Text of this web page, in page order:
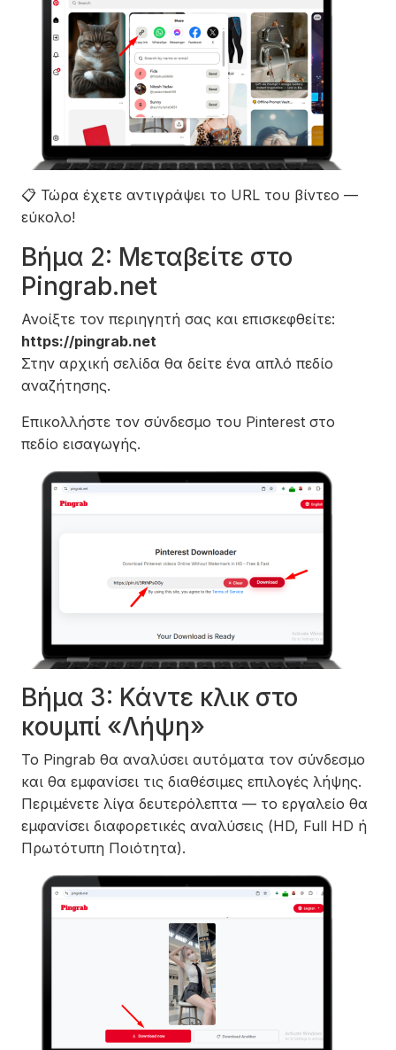
📋 Τώρα έχετε αντιγράψει το URL του βίντεο —
εύκολο!
Βήμα 2: Μεταβείτε στο
Pingrab.net
Ανοίξτε τον περιηγητή σας και επισκεφθείτε:
https://pingrab.net
Στην αρχική σελίδα θα δείτε ένα απλό πεδίο
αναζήτησης.
Επικολλήστε τον σύνδεσμο του Pinterest στο
πεδίο εισαγωγής.
Βήμα 3: Κάντε κλικ στο
κουμπί «Λήψη»
Το Pingrab θα αναλύσει αυτόματα τον σύνδεσμο
και θα εμφανίσει τις διαθέσιμες επιλογές λήψης.
Περιμένετε λίγα δευτερόλεπτα — το εργαλείο θα
εμφανίσει διαφορετικές αναλύσεις (HD, Full HD ή
Πρωτότυπη Ποιότητα).